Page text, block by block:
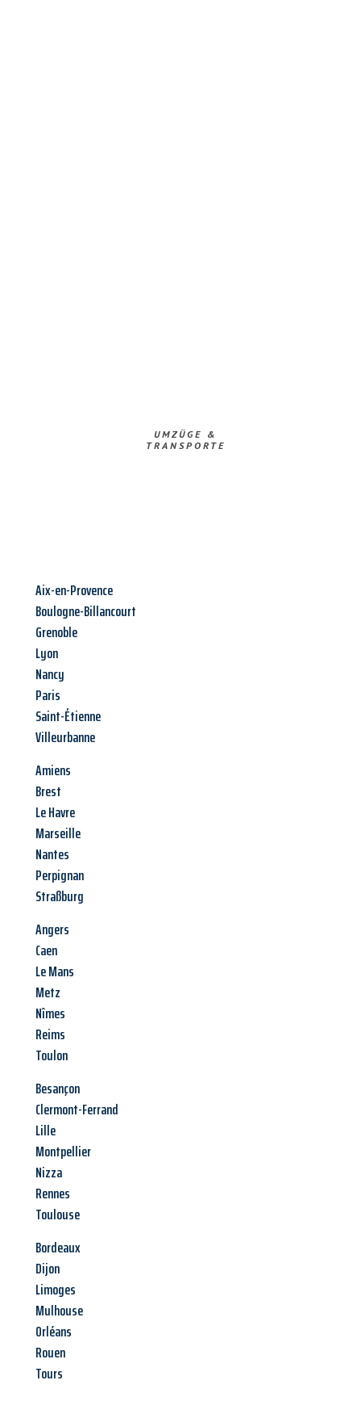
UMZÜGE &
TRANSPORTE
Aix-en-Provence
Boulogne-Billancourt
Grenoble
Lyon
Nancy
Paris
Saint-Étienne
Villeurbanne
Amiens
Brest
Le Havre
Marseille
Nantes
Perpignan
Straßburg
Angers
Caen
Le Mans
Metz
Nîmes
Reims
Toulon
Besançon
Clermont-Ferrand
Lille
Montpellier
Nizza
Rennes
Toulouse
Bordeaux
Dijon
Limoges
Mulhouse
Orléans
Rouen
Tours